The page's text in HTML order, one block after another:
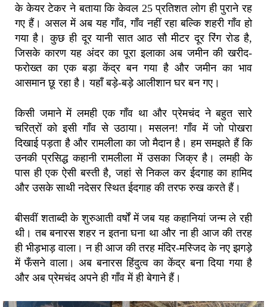
के केयर टेकर ने बताया कि केवल 25 प्रतिशत लोग ही पुराने रह
गए हैं। असल में अब यह गाँव, गाँव नहीं रहा बल्कि शहरी गाँव हो
गया है। कुछ ही दूर यानी सात आठ सौ मीटर दूर रिंग रोड है,
जिसके कारण यह अंदर का पूरा इलाका अब जमीन की खरीद-
फरोख्त का एक बड़ा केंद्र बन गया है और जमीन का भाव
आसमान छू रहा है। यहाँ बड़े-बड़े आलीशान घर बन गए।
किसी जमाने में लमही एक गाँव था और प्रेमचंद ने बहुत सारे
चरित्रों को इसी गाँव से उठाया। मसलन! गाँव में जो पोखरा
दिखाई पड़ता है और रामलीला का जो मैदान है। हम समझते हैं कि
उनकी प्रसिद्ध कहानी रामलीला में उसका जिक्र है। लमही के
पास ही एक ऐसी बस्ती है, जहां से निकल कर ईदगाह का हामिद
और उसके साथी नदेसर स्थित ईदगाह की तरफ रुख करते हैं।
बीसवीं शताब्दी के शुरुआती वर्षों में जब यह कहानियां जन्म ले रही
थी। तब बनारस शहर न इतना घना था और ना ही आज की तरह
ही भीड़भाड़ वाला। न ही आज की तरह मंदिर-मस्जिद के नए झगड़े
में फँसने वाला। अब बनारस हिंदुत्व का केंद्र बना दिया गया है
और अब प्रेमचंद अपने ही गाँव में ही बेगाने हैं।